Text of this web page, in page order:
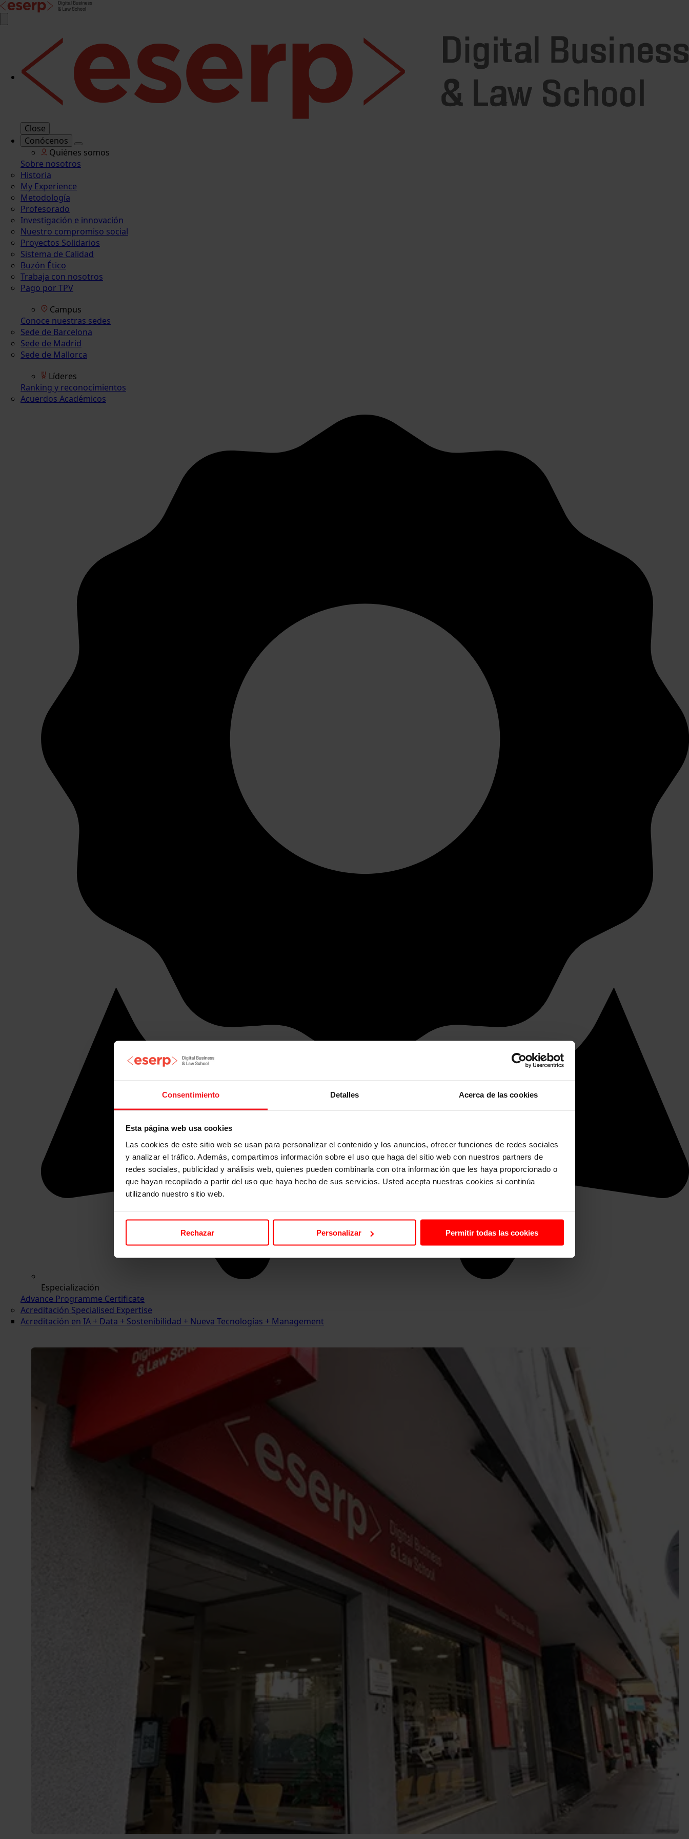
Consentimiento Detalles Acerca de las cookies
Esta página web usa cookies
Las cookies de este sitio web se usan para personalizar el contenido y los anuncios, ofrecer funciones de redes sociales
y analizar el tráfico. Además, compartimos información sobre el uso que haga del sitio web con nuestros partners de
redes sociales, publicidad y análisis web, quienes pueden combinarla con otra información que les haya proporcionado o
que hayan recopilado a partir del uso que haya hecho de sus servicios. Usted acepta nuestras cookies si continúa
utilizando nuestro sitio web.
Rechazar Personalizar Permitir todas las cookies
Close
Conócenos
Quiénes somos
Sobre nosotros
Historia
My Experience
Metodología
Profesorado
Investigación e innovación
Nuestro compromiso social
Proyectos Solidarios
Sistema de Calidad
Buzón Ético
Trabaja con nosotros
Pago por TPV
Campus
Conoce nuestras sedes
Sede de Barcelona
Sede de Madrid
Sede de Mallorca
Líderes
Ranking y reconocimientos
Acuerdos Académicos
Especialización
Advance Programme Certificate
Acreditación Specialised Expertise
Acreditación en IA + Data + Sostenibilidad + Nueva Tecnologías + Management